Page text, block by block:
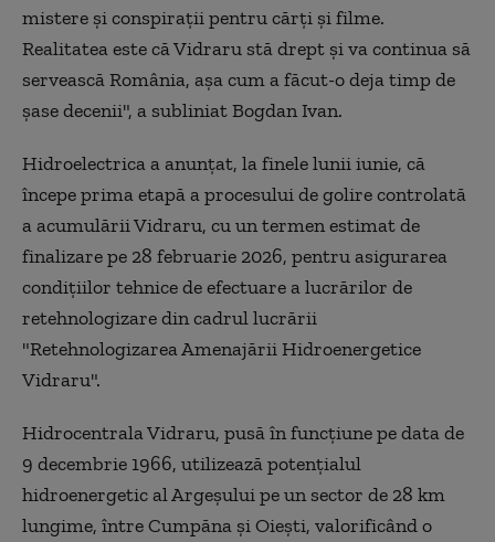
mistere şi conspiraţii pentru cărţi şi filme.
Realitatea este că Vidraru stă drept şi va continua să
servească România, aşa cum a făcut-o deja timp de
şase decenii", a subliniat Bogdan Ivan.
Hidroelectrica a anunţat, la finele lunii iunie, că
începe prima etapă a procesului de golire controlată
a acumulării Vidraru, cu un termen estimat de
finalizare pe 28 februarie 2026, pentru asigurarea
condiţiilor tehnice de efectuare a lucrărilor de
retehnologizare din cadrul lucrării
"Retehnologizarea Amenajării Hidroenergetice
Vidraru".
Hidrocentrala Vidraru, pusă în funcţiune pe data de
9 decembrie 1966, utilizează potenţialul
hidroenergetic al Argeşului pe un sector de 28 km
lungime, între Cumpăna şi Oieşti, valorificând o